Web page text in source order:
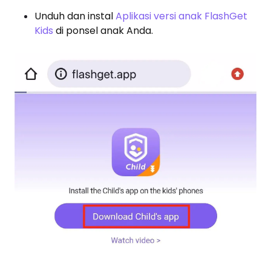
Unduh dan instalAplikasi versi anak FlashGet
Kids di ponsel anak Anda.